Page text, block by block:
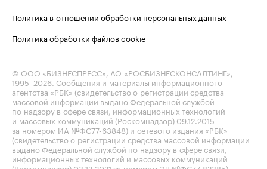
Политика в отношении обработки персональных данных
Политика обработки файлов cookie
© ООО «БИЗНЕСПРЕСС», АО «РОСБИЗНЕСКОНСАЛТИНГ»,
1995–2026 . Сообщения и материалы информационного
агентства «РБК» (свидетельство о регистрации средства
массовой информации выдано Федеральной службой
по надзору в сфере связи, информационных технологий
и массовых коммуникаций (Роскомнадзор) 09.12.2015
за номером ИА №ФС77-63848) и сетевого издания «РБК»
(свидетельство о регистрации средства массовой информации
выдано Федеральной службой по надзору в сфере связи,
информационных технологий и массовых коммуникаций